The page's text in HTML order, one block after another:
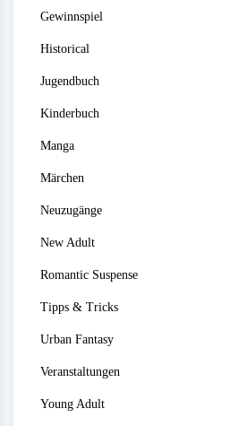
Gewinnspiel
Historical
Jugendbuch
Kinderbuch
Manga
Märchen
Neuzugänge
New Adult
Romantic Suspense
Tipps & Tricks
Urban Fantasy
Veranstaltungen
Young Adult